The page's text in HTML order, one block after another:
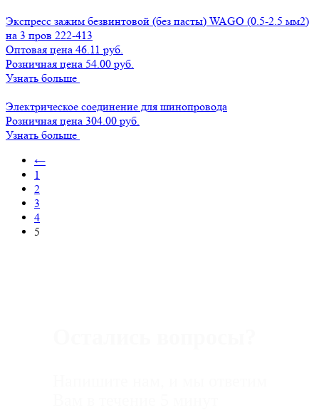
Экспресс зажим безвинтовой (без пасты) WAGO (0.5-2.5 мм2)
на 3 пров 222-413
Оптовая цена 46.11 руб.
Розничная цена 54.00 руб.
Узнать больше
Электрическое соединение для шинопровода
Розничная цена 304.00 руб.
Узнать больше
←
1
2
3
4
5